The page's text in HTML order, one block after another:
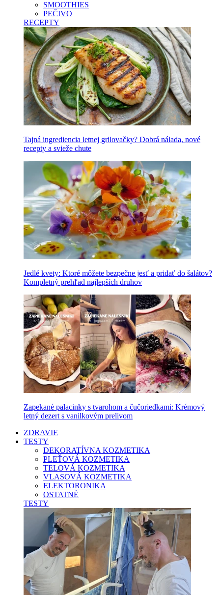
SMOOTHIES
PEČIVO
RECEPTY
Tajná ingrediencia letnej grilovačky? Dobrá nálada, nové
recepty a svieže chute
Jedlé kvety: Ktoré môžete bezpečne jesť a pridať do šalátov?
Kompletný prehľad najlepších druhov
Zapekané palacinky s tvarohom a čučoriedkami: Krémový
letný dezert s vanilkovým prelivom
ZDRAVIE
TESTY
DEKORATÍVNA KOZMETIKA
PLEŤOVÁ KOZMETIKA
TELOVÁ KOZMETIKA
VLASOVÁ KOZMETIKA
ELEKTORONIKA
OSTATNÉ
TESTY